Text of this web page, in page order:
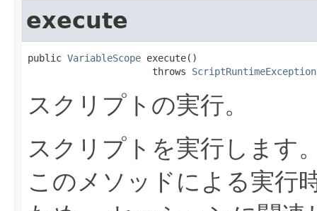
execute
public VariableScope execute()
                      throws
ScriptRuntimeException
スクリプトの実行。
スクリプトを実行します
このメソッドによる実行